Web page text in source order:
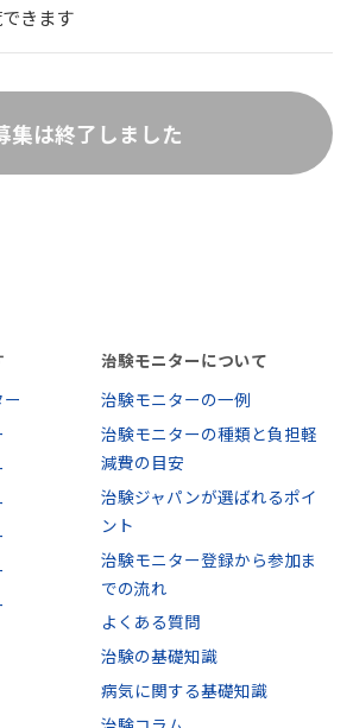
きます
集は終了しました
治験モニターについて
治験モニターの一例
治験モニターの種類と負担軽
減費の目安
治験ジャパンが選ばれるポイ
ント
治験モニター登録から参加ま
での流れ
よくある質問
治験の基礎知識
病気に関する基礎知識